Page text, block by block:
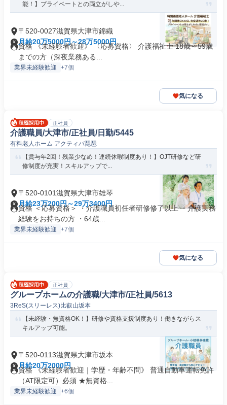
能！】プライベートとの両立がしや...
〒520-0027滋賀県大津市錦織
月給20万5000円～28万5000円
資格 《未経験者歓迎》 〈応募資格〉 介護福祉士 18歳～59歳
までの方（深夜業務ある...
業界未経験歓迎 +7個
気になる
正社員
介護職員/大津市/正社員/日勤/5445
有料老人ホーム アクティバ琵琶
【賞与年2回！残業少なめ！連続休暇制度あり！】OJT研修など研
修制度が充実！スキルアップで...
〒520-0101滋賀県大津市雄琴
月給23万200円～29万3400円
資格 ＜応募資格＞ ・介護職員初任者研修修了以上 ・介護実務
経験をお持ちの方 ・64歳...
業界未経験歓迎 +7個
気になる
正社員
グループホームの介護職/大津市/正社員/5613
3ReS(スリーレス)比叡山坂本
【未経験・無資格OK！】研修や資格支援制度あり！働きながらス
キルアップ可能。
〒520-0113滋賀県大津市坂本
月給20万2000円
資格 《未経験者歓迎｜学歴・年齢不問》 普通自動車運転免許
（AT限定可）必須 ★無資格...
業界未経験歓迎 +6個